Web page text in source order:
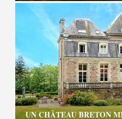
UN CHÂTEAU BRETON